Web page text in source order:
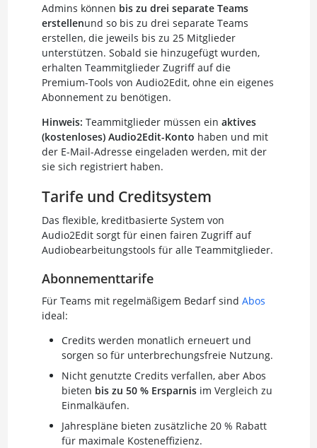
Admins können bis zu drei separate Teams
erstellenund so bis zu drei separate Teams
erstellen, die jeweils bis zu 25 Mitglieder
unterstützen. Sobald sie hinzugefügt wurden,
erhalten Teammitglieder Zugriff auf die
Premium-Tools von Audio2Edit, ohne ein eigenes
Abonnement zu benötigen.
Hinweis: Teammitglieder müssen ein aktives
(kostenloses) Audio2Edit-Konto haben und mit
der E-Mail-Adresse eingeladen werden, mit der
sie sich registriert haben.
Tarife und Creditsystem
Das flexible, kreditbasierte System von
Audio2Edit sorgt für einen fairen Zugriff auf
Audiobearbeitungstools für alle Teammitglieder.
Abonnementtarife
Für Teams mit regelmäßigem Bedarf sind Abos
ideal:
Credits werden monatlich erneuert und
sorgen so für unterbrechungsfreie Nutzung.
Nicht genutzte Credits verfallen, aber Abos
bieten bis zu 50 % Ersparnisim Vergleich zu
Einmalkäufen.
Jahrespläne bieten zusätzliche 20 % Rabatt
für maximale Kosteneffizienz.